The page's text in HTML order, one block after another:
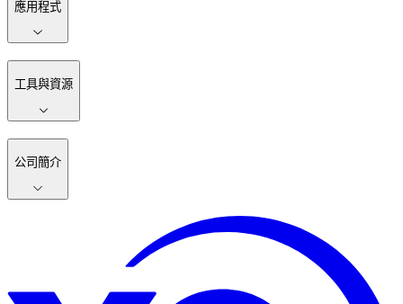
應用程式
工具與資源
公司簡介